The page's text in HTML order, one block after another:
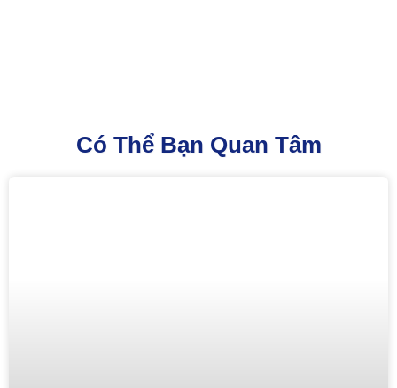
Có Thể Bạn Quan Tâm